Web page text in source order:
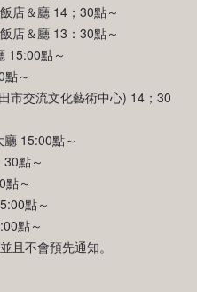
店＆廳 14；30點～
店＆廳 13：30點～
15:00點～
～
市交流文化藝術中心) 14；30
15:00點～
點～
點～
點～
點～
且不會預先通知。